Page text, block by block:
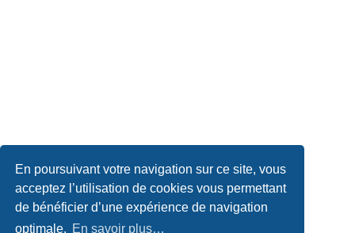
En poursuivant votre navigation sur ce site, vous
acceptez l’utilisation de cookies vous permettant
de bénéficier d’une expérience de navigation
optimale. En savoir plus…